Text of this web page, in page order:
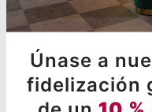
Únase a
fidelización